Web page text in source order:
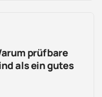
prüfbare
als ein gutes